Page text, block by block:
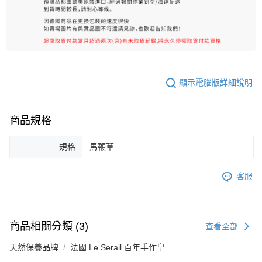
顯示電腦版詳細說明
商品規格
規格 馬鞭草
客服
商品相關分類 (3) 查看全部
天然保養品牌 法國 Le Serail 百年手作皂